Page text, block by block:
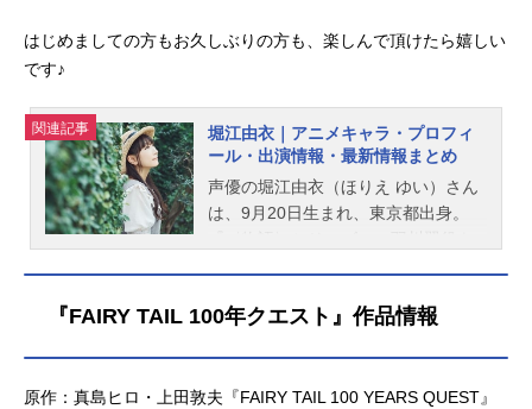
はじめましての方もお久しぶりの方も、楽しんで頂けたら嬉しい
です♪
関連記事
堀江由衣｜アニメキャラ・プロフィ
ール・出演情報・最新情報まとめ
声優の堀江由衣（ほりえ ゆい）さん
は、9月20日生まれ、東京都出身。
作品のキャラクターを多く演じてい
『FAIRY TAIL 100年クエスト』作品情報
原作：真島ヒロ・上田敦夫『FAIRY TAIL 100 YEARS QUEST』